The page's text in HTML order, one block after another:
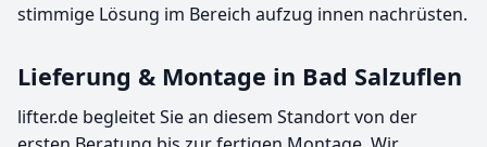
stimmige Lösung im Bereich aufzug innen nachrüsten.
Lieferung & Montage in Bad Salzuflen
lifter.de begleitet Sie an diesem Standort von der